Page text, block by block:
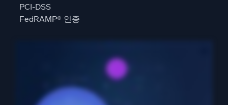
독자 알고리즘, 머신러닝 및 생성형 AI
위협을 더 빠르게 발견하고 더 똑똑하게 대응
보안을 위한 로그
강력한 로그 가시성으로 클라우드 보안 강화
PCI-DSS
FedRAMP® 인증